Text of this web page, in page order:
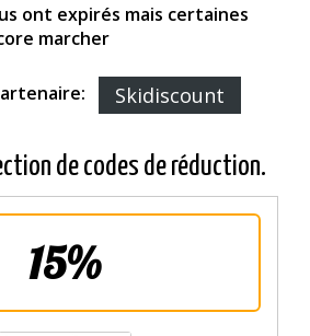
ont expirés mais certaines
marcher
Skidiscount
de codes de réduction.
15%